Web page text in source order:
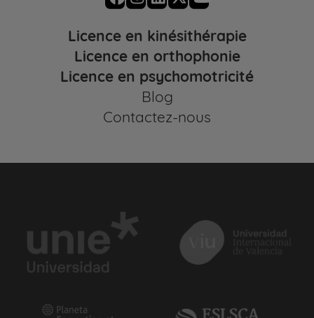
Licence en kinésithérapie
Licence en orthophonie
Licence en psychomotricité
Blog
Contactez-nous